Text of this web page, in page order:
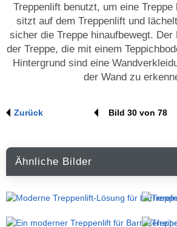
Treppenlift benutzt, um eine
sitzt auf dem Treppenlift und
sicher die Treppe hinaufbewegt.
der Treppe, die mit einem
Hintergrund sind eine
der Wand zu
Zurück Bild 30 von 78
Ähnliche Bilder